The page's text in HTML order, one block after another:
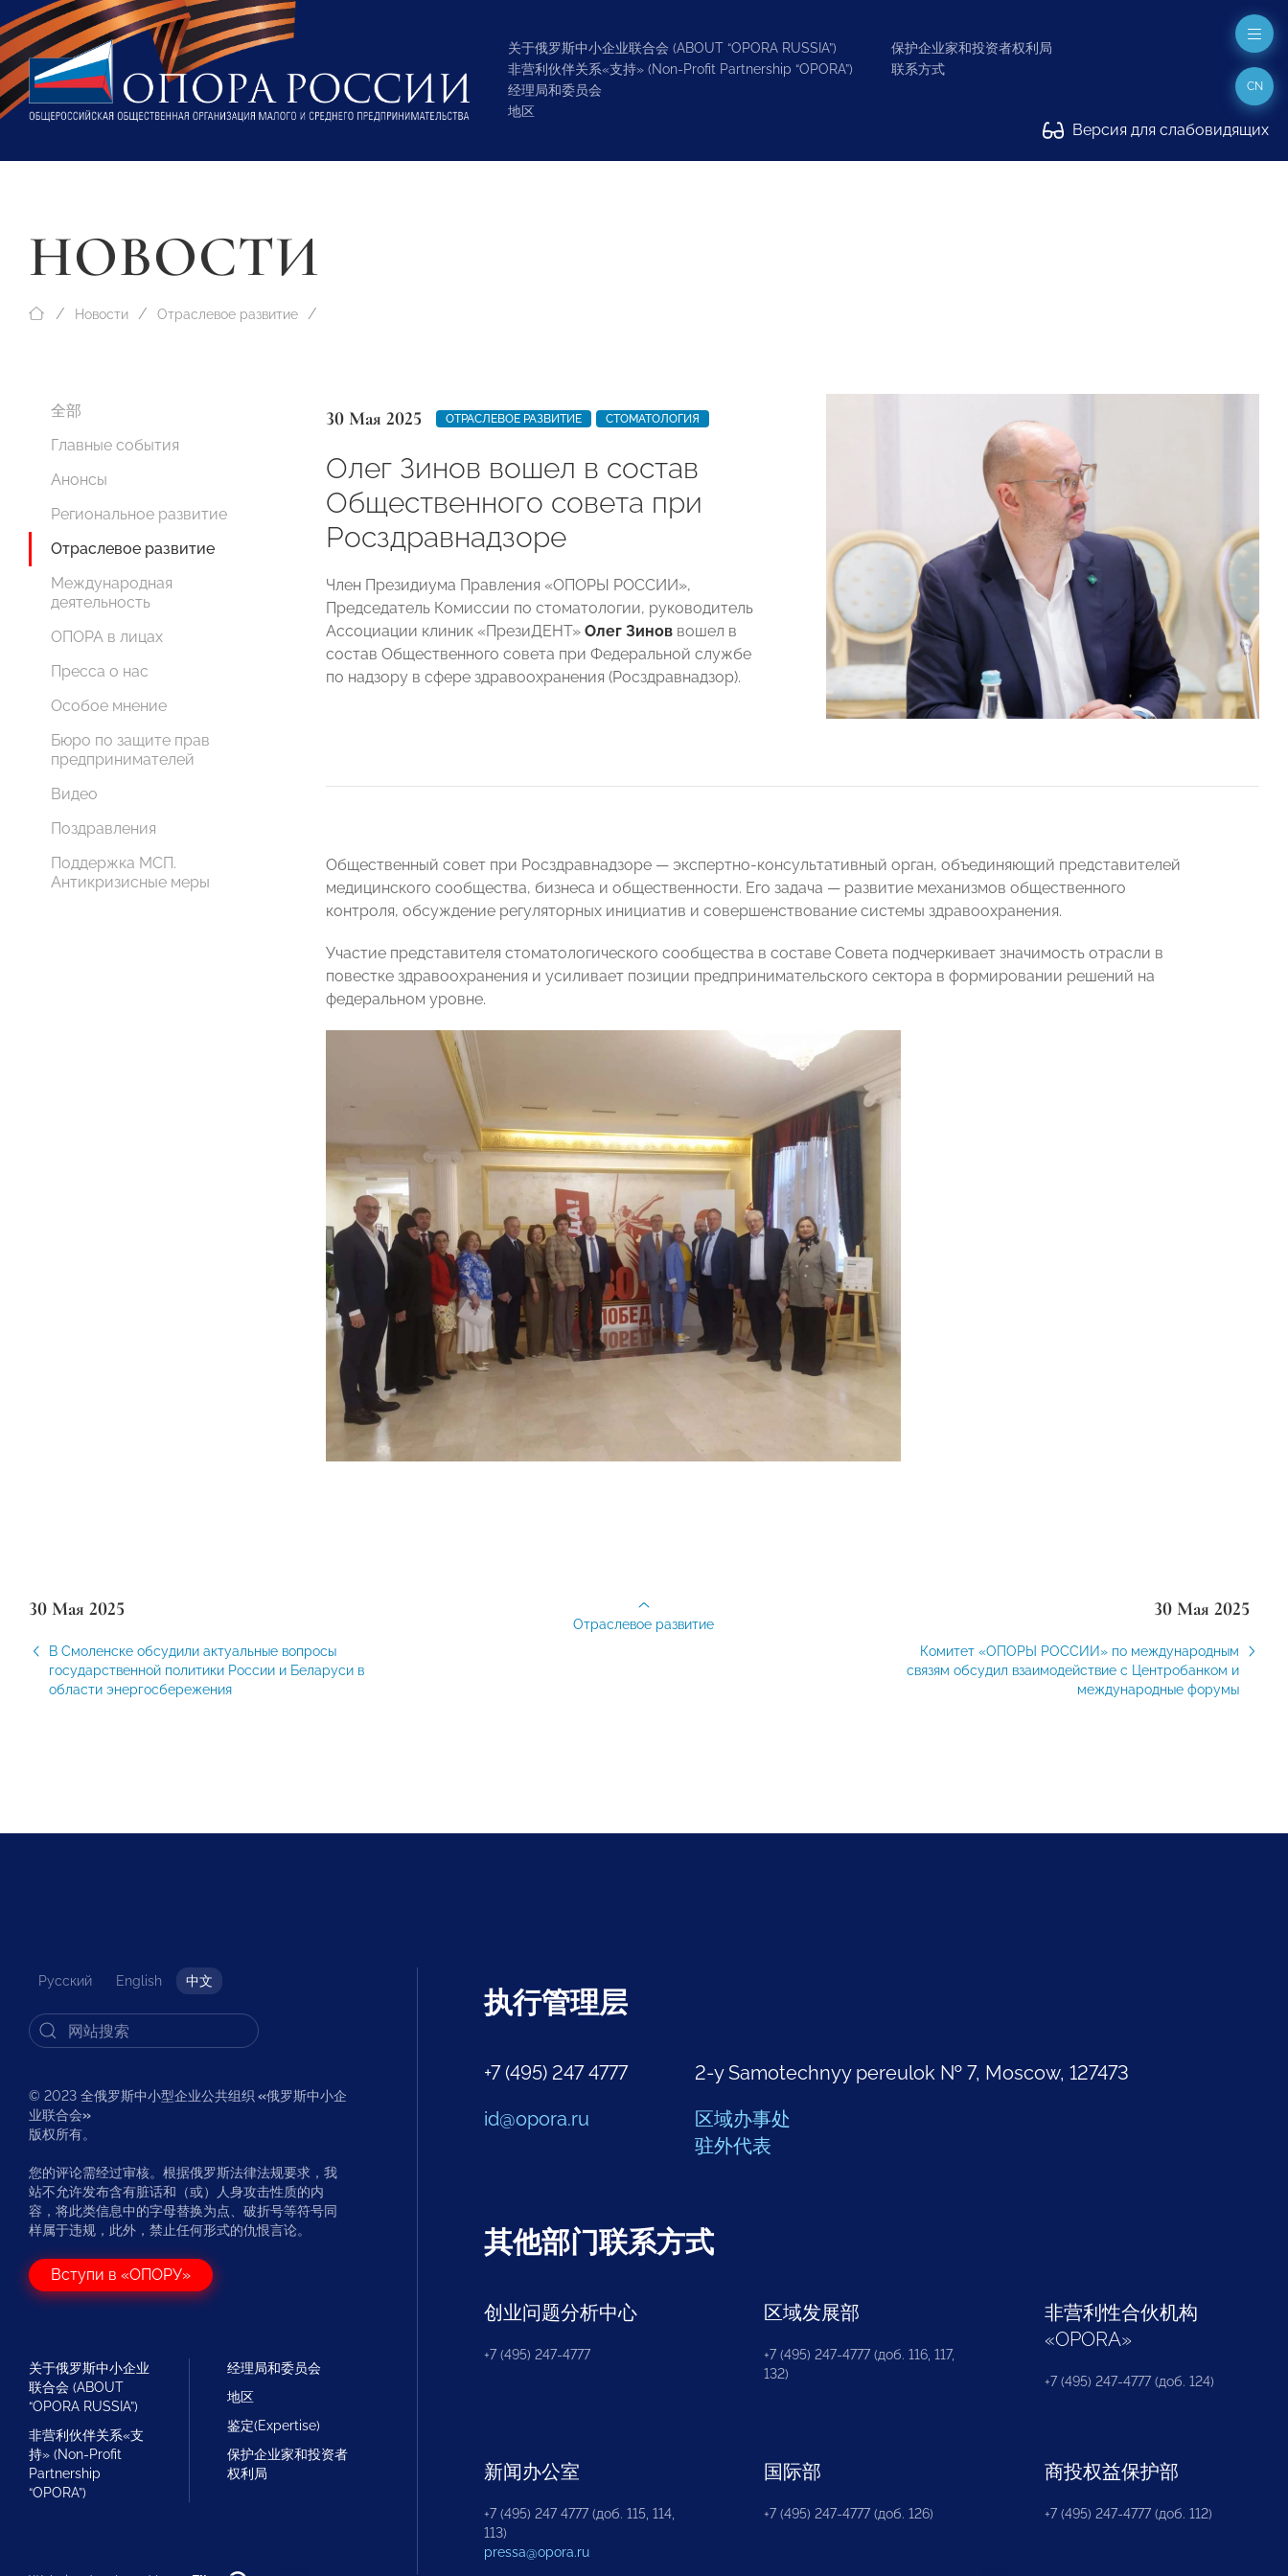
关于俄罗斯中小企业联合会 (ABOUT “OPORA RUSSIA”)
非营利伙伴关系«支持» (Non-Profit Partnership “OPORA”)
经理局和委员会
地区
保护企业家和投资者权利局
联系方式
Версия для слабовидящих
CN
НОВОСТИ
Новости Отраслевое развитие
全部
Главные события
Анонсы
Региональное развитие
Отраслевое развитие
Международная
деятельность
ОПОРА в лицах
Пресса о нас
Особое мнение
Бюро по защите прав
предпринимателей
Видео
Поздравления
Поддержка МСП.
Антикризисные меры
30 Мая 2025 ОТРАСЛЕВОЕ РАЗВИТИЕ СТОМАТОЛОГИЯ
Олег Зинов вошел в состав
Общественного совета при
Росздравнадзоре
Член Президиума Правления «ОПОРЫ РОССИИ»,
Председатель Комиссии по стоматологии, руководитель
Ассоциации клиник «ПрезиДЕНТ» Олег Зинов вошел в
состав Общественного совета при Федеральной службе
по надзору в сфере здравоохранения (Росздравнадзор).
Общественный совет при Росздравнадзоре — экспертно-консультативный орган, объединяющий представителей
медицинского сообщества, бизнеса и общественности. Его задача — развитие механизмов общественного
контроля, обсуждение регуляторных инициатив и совершенствование системы здравоохранения.
Участие представителя стоматологического сообщества в составе Совета подчеркивает значимость отрасли в
повестке здравоохранения и усиливает позиции предпринимательского сектора в формировании решений на
федеральном уровне.
30 Мая 2025
В Смоленске обсудили актуальные вопросы
государственной политики России и Беларуси в
области энергосбережения
30 Мая 2025
Комитет «ОПОРЫ РОССИИ» по международным
связям обсудил взаимодействие с Центробанком и
международные форумы
Отраслевое развитие
Русский English 中文
© 2023 全俄罗斯中小型企业公共组织 «俄罗斯中小企
业联合会»
版权所有。
您的评论需经过审核。根据俄罗斯法律法规要求，我
站不允许发布含有脏话和（或）人身攻击性质的内
容，将此类信息中的字母替换为点、破折号等符号同
样属于违规，此外，禁止任何形式的仇恨言论。
Вступи в «ОПОРУ»
关于俄罗斯中小企业
联合会 (ABOUT
“OPORA RUSSIA”)
非营利伙伴关系«支
持» (Non-Profit
Partnership
“OPORA”)
经理局和委员会
地区
鉴定(Expertise)
保护企业家和投资者
权利局
执行管理层
+7 (495) 247 4777
id@opora.ru
2-y Samotechnyy pereulok № 7, Moscow, 127473
区域办事处
驻外代表
其他部门联系方式
创业问题分析中心
+7 (495) 247-4777
区域发展部
+7 (495) 247-4777 (доб. 116, 117,
132)
非营利性合伙机构
«OPORA»
+7 (495) 247-4777 (доб. 124)
新闻办公室
+7 (495) 247 4777 (доб. 115, 114,
113)
pressa@opora.ru
国际部
+7 (495) 247-4777 (доб. 126)
商投权益保护部
+7 (495) 247-4777 (доб. 112)